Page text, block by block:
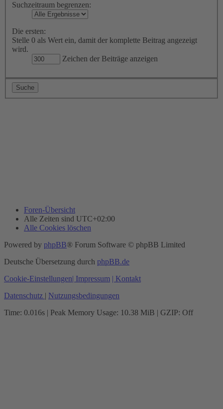
Suchzeitraum begrenzen:
Die ersten:
Stelle 0 als Wert ein, damit der komplette Beitrag angezeigt
wird.
Zeichen der Beiträge anzeigen
Foren-Übersicht
Alle Zeiten sind UTC+02:00
Alle Cookies löschen
Powered by phpBB® Forum Software © phpBB Limited
Deutsche Übersetzung durch phpBB.de
Cookie-Einstellungen| Impressum | Kontakt
Datenschutz | Nutzungsbedingungen
Time: 0.016s | Peak Memory Usage: 10.38 MiB | GZIP: Off